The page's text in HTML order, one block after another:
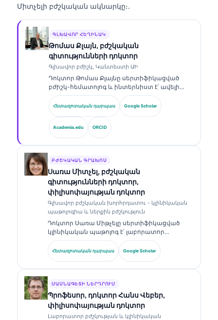
Միտչելի բժշկական ակնարկը։.
ԳԼԽԱՎՈՐ ՀԵՂԻՆԱԿ
Թոմաս Քլայն, բժշկական
գիտությունների դոկտոր
Գլխավոր բժիշկ, Կանտեստի ԱԻ
Դոկտոր Թոմաս Քլայնը սերտիֆիկացված
բժիշկ-հեմատոլոգ և ինտերնիստ է՝ ավելի
քան 15 տարվա փորձով լաբորատոր
բժշկության և ԱԻ-ի օգնությամբ կլինիկական
վերլուծության ոլորտում։ Որպես Kantesti AI-ի
գլխավոր բժշկական տնօրեն՝ նա ապահովում
է սեփականատիրական նեյրոնային ցանցի
բժշկական ճշգրտության կլինիկական
վերահսկողությունը։ Դոկտոր Քլայնը լայնորեն
հրապարակել է բիոմարկերների
ախտորոշման վերաբերյալ՝ լաբորատոր
բժշկության թեմաներով։.
Հետազոտական դարպաս Google Scholar
Academia.edu ORCID
ԲԺՇԿԱԿԱՆ ԳՐԱԽՈՍ
Սառա Միտչել, բժշկական
գիտությունների դոկտոր,
փիլիսոփայության դոկտոր
Գլխավոր բժշկական խորհրդատու - կլինիկական
պաթոլոգիա և ներքին բժշկություն
Դոկտոր Սառա Միթչելը սերտիֆիկացված
կլինիկական պաթոլոգ է՝ լաբորատոր
բժշկության և ախտորոշիչ վերլուծության
ոլորտում ավելի քան 18 տարվա փորձով։ Նա
ունի մասնագիտացված հավաստագրեր
ու լաբորատոր վերլուծության վերաբերյալ՝
կլինիկական պրակտիկայում։.
Հետազոտական դարպաս Google Scholar
ՄԱՍՆԱԳԵՏԻ ՆԵՐԴՐՈՒՄ
Պրոֆեսոր, դոկտոր Հանս Վեբեր,
փիլիսոփայության դոկտոր
Լաբորատոր բժշկության և կլինիկական